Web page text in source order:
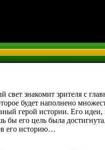
свет знакомит зрителя с
будет наполнено
герой истории. Его
бы его цель была
его историю…